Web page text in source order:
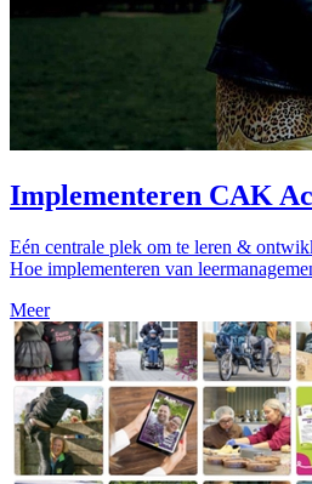
Implementeren CAK
Eén centrale plek om te leren &
Hoe implementeren van
Meer